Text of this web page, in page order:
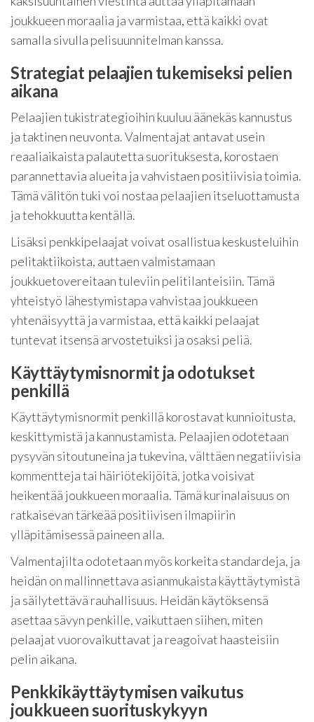
joukkueen moraalia ja varmistaa, että kaikki ovat
samalla sivulla pelisuunnitelman kanssa.
Strategiat pelaajien tukemiseksi pelien
aikana
Pelaajien tukistrategioihin kuuluu äänekäs kannustus
ja taktinen neuvonta. Valmentajat antavat usein
reaaliaikaista palautetta suorituksesta, korostaen
parannettavia alueita ja vahvistaen positiivisia toimia.
Tämä välitön tuki voi nostaa pelaajien itseluottamusta
ja tehokkuutta kentällä.
Lisäksi penkkipelaajat voivat osallistua keskusteluihin
pelitaktiikoista, auttaen valmistamaan
joukkuetovereitaan tuleviin pelitilanteisiin. Tämä
yhteistyö lähestymistapa vahvistaa joukkueen
yhtenäisyyttä ja varmistaa, että kaikki pelaajat
tuntevat itsensä arvostetuiksi ja osaksi peliä.
Käyttäytymisnormit ja odotukset
penkillä
Käyttäytymisnormit penkillä korostavat kunnioitusta,
keskittymistä ja kannustamista. Pelaajien odotetaan
pysyvän sitoutuneina ja tukevina, välttäen negatiivisia
kommentteja tai häiriötekijöitä, jotka voisivat
heikentää joukkueen moraalia. Tämä kurinalaisuus on
ratkaisevan tärkeää positiivisen ilmapiirin
ylläpitämisessä paineen alla.
Valmentajilta odotetaan myös korkeita standardeja, ja
heidän on mallinnettava asianmukaista käyttäytymistä
ja säilytettävä rauhallisuus. Heidän käytöksensä
asettaa sävyn penkille, vaikuttaen siihen, miten
pelaajat vuorovaikuttavat ja reagoivat haasteisiin
pelin aikana.
Penkkikäyttäytymisen vaikutus
joukkueen suorituskykyyn